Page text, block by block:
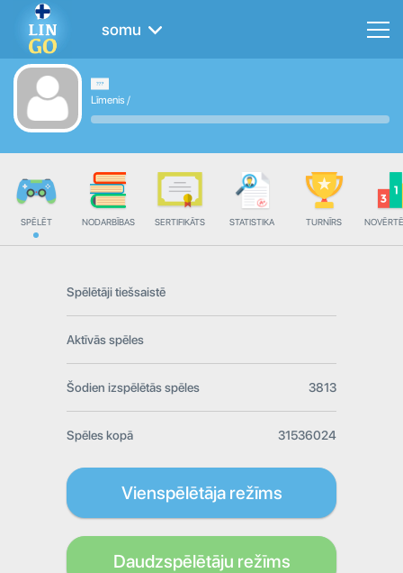
somu
Līmenis /
SPĒLĒT NODARBĪBAS SERTIFIKĀTS STATISTIKA TURNĪRS
Spēlētāji tiešsaistē
Aktīvās spēles
Šodien izspēlētās spēles 3813
Spēles kopā 31536024
Vienspēlētāja režīms
Daudzspēlētāju režīms